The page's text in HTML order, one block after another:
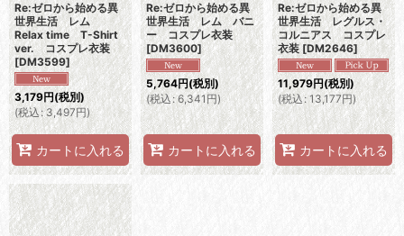
Re:ゼロから始める異
世界生活 レム
Relax time T-Shirt
ver. コスプレ衣装
[DM3599]
3,179円(税別)
(税込 : 3,497円)
カートに入れる
Re:ゼロから始める異
世界生活 レム バニ
ー コスプレ衣装
[DM3600]
5,764円(税別)
(税込: 6,341円)
カートに入れる
Re:ゼロから始める異
世界生活 レグルス・
コルニアス コスプレ
衣装 [DM2646]
11,979円(税別)
(税込: 13,177円)
カートに入れる